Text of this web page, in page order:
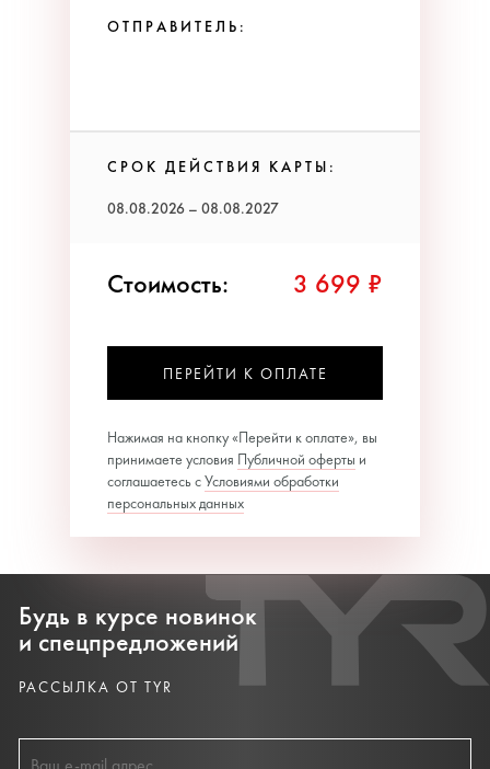
ОТПРАВИТЕЛЬ:
СРОК ДЕЙСТВИЯ КАРТЫ:
08.08.2026 – 08.08.2027
Стоимость: 3 699 ₽
ПЕРЕЙТИ К ОПЛАТЕ
Нажимая на кнопку «Перейти к оплате», вы
принимаете условия Публичной оферты и
соглашаетесь сУсловиями обработки
персональных данных
Будь в курсе новинок
и спецпредложений
РАССЫЛКА ОТ TYR